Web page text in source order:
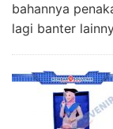
bahannya
lagi banter